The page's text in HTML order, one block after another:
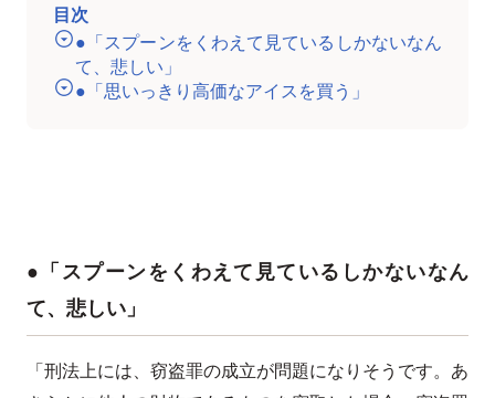
目次
●「スプーンをくわえて見ているしかないなん
て、悲しい」
●「思いっきり高価なアイスを買う」
●「スプーンをくわえて見ているしかないなん
て、悲しい」
「刑法上には、窃盗罪の成立が問題になりそうです。あ